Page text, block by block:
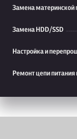
Замена материнской
Замена HDD/SSD
Настройка и
Ремонт цепи питания